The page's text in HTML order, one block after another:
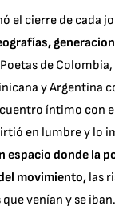
el cierre de cada
Poetas de
y Argentina
íntimo con
en lumbre y lo
espacio donde la
movimiento, las
venían y se